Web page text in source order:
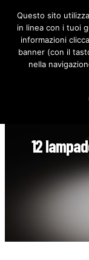
12
Questo sito
in linea con i tuoi
informazioni
banner (con il
nella